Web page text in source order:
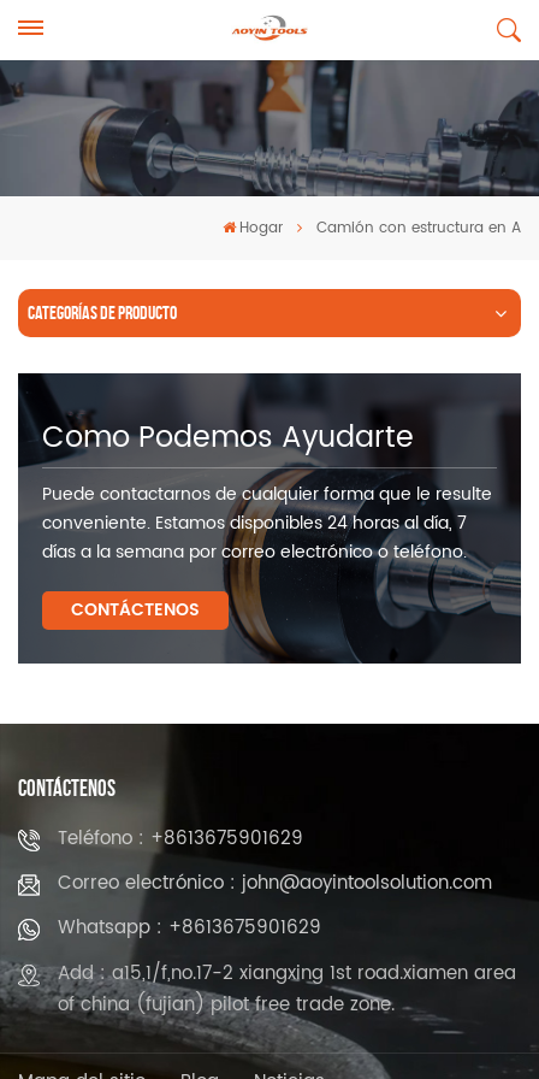
Hogar Camión con estructura en A
CATEGORÍAS DE PRODUCTO
Como Podemos Ayudarte
Puede contactarnos de cualquier forma que le resulte
conveniente. Estamos disponibles 24 horas al día, 7
días a la semana por correo electrónico o teléfono.
CONTÁCTENOS
CONTÁCTENOS
Teléfono : +8613675901629
Correo electrónico : john@aoyintoolsolution.com
Whatsapp : +8613675901629
Add : a15,1/f,no.17-2 xiangxing 1st road.xiamen area
of china (fujian) pilot free trade zone.